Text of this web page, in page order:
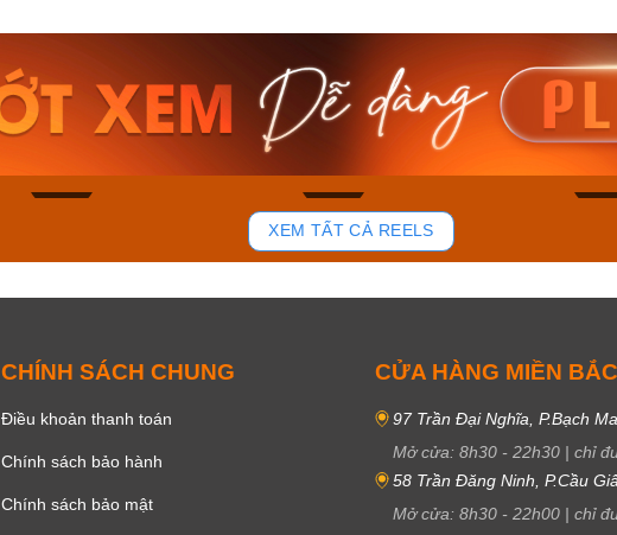
Casio Nam MTS-
115D-1AVDF
2.823.000₫
2.399.550₫
Mua ngay
42
Casio Nam MTS-
RS100L-1AVDF
4.276.000₫
3.634.600₫
Casio
230EL-
Mua
XEM TẤT CẢ REELS
CHÍNH SÁCH CHUNG
Điều khoản thanh toán
Chính sách bảo hành
Chính sách bảo mật
CỬA HÀNG MIỀN BẮC
97 Trần Đại Nghĩa, P.Bạch
Mở cửa: 8h30 - 22h30 | chỉ
58 Trần Đăng Ninh, P.Cầu
Mở cửa: 8h30 - 22h00 | chỉ